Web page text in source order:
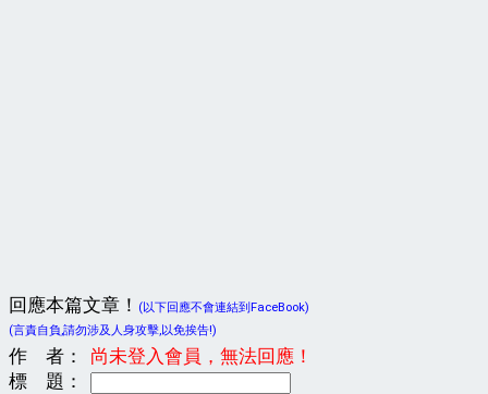
回應本篇文章！
(以下回應不會連結到FaceBook)
(言責自負,請勿涉及人身攻擊,以免挨告!)
作 者：
尚未登入會員，無法回應！
標 題：